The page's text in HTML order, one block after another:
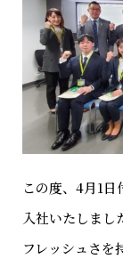
この度、4月1
入社いたしまし
フレッシュさを